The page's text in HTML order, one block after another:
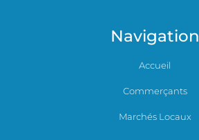
Navigation
Accueil
Commerçants
Marchés Locaux